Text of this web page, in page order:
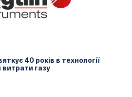
40 років в технології
газу